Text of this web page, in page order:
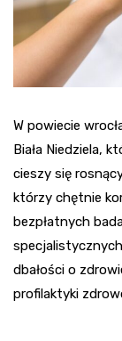
W powiecie
Biała Niedziela,
cieszy się
którzy chętnie
bezpłatnych
dbałości o
profilaktyki